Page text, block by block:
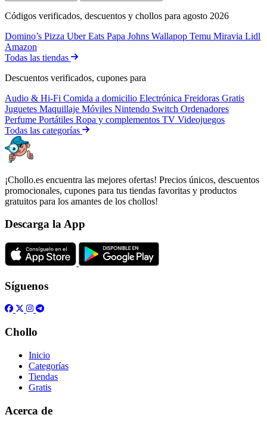
Códigos verificados, descuentos y chollos para agosto 2026
Domino’s Pizza Uber Eats Papa Johns Wallapop Temu Miravia Lidl
Amazon
Todas las tiendas
Descuentos verificados, cupones para
Audio & Hi-Fi Comida a domicilio Electrónica Freidoras Gratis
Juguetes Maquillaje Móviles Nintendo Switch Ordenadores
Perfume Portátiles Ropa y complementos TV Videojuegos
Todas las categorías
¡Chollo.es encuentra las mejores ofertas! Precios únicos, descuentos
promocionales, cupones para tus tiendas favoritas y productos
gratuitos para los amantes de los chollos!
Descarga la App
Síguenos
Chollo
Inicio
Categorías
Tiendas
Gratis
Acerca de